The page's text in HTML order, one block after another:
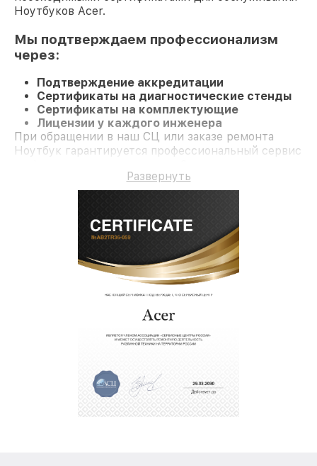
Ноутбуков Acer.
Мы подтверждаем профессионализм
через:
Подтверждение аккредитации
Сертификаты на диагностические стенды
Сертификаты на комплектующие
Лицензии у каждого инженера
При обращении в наш СЦ или заказе ремонта
Ноутбук гарантируется профессиональный сервис
Развернуть